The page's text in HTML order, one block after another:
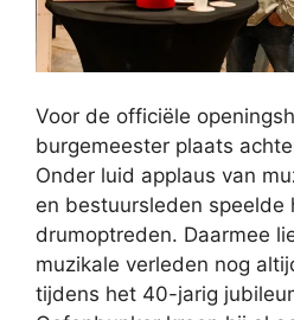
Voor de officiële
burgemeester plaats
Onder luid applaus van
en bestuursleden speelde
drumoptreden. Daarmee
muzikale verleden nog
tijdens het 40-jarig